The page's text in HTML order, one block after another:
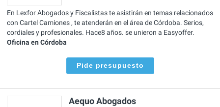
En Lexfor Abogados y Fiscalistas te asistirán en temas relacionados
con Cartel Camiones , te atenderán en el área de Córdoba. Serios,
cordiales y profesionales. Hace8 años. se unieron a Easyoffer.
Oficina en Córdoba
Pide presupuesto
Aequo Abogados